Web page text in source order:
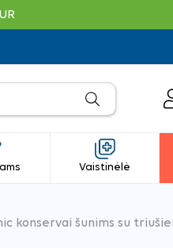
Vaistinėlė
konservai šunims su